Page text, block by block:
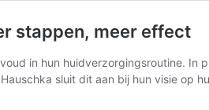
stappen, meer effect
in hun huidverzorgingsroutine.
sluit dit aan bij hun visie op